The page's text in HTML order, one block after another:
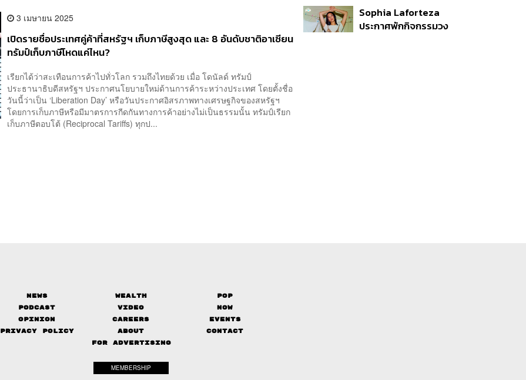
3 เมษายน 2025
เปิดรายชื่อประเทศคู่ค้าที่สหรัฐฯ เก็บภาษีสูงสุด และ 8 อันดับชาติอาเซียน
ทรัมป์เก็บภาษีโหดแค่ไหน?
เรียกได้ว่าสะเทือนการค้าไปทั่วโลก รวมถึงไทยด้วย เมื่อ โดนัลด์ ทรัมป์
ประธานาธิบดีสหรัฐฯ ประกาศนโยบายใหม่ด้านการค้าระหว่างประเทศ โดยตั้งชื่อ
วันนี้ว่าเป็น ‘Liberation Day’ หรือวันประกาศอิสรภาพทางเศรษฐกิจของสหรัฐฯ
โดยการเก็บภาษีหรือมีมาตรการกีดกันทางการค้าอย่างไม่เป็นธรรมนั้น ทรัมป์เรียก
เก็บภาษีตอบโต้ (Reciprocal Tariffs) ทุกป...
อาวุธปืน-ยาเสพติด
Sophia Laforteza
ประกาศพักกิจกรรมวง
News Wealth
Pop
Podcast
Video
Now
Opinion
Careers
Events
Privacy Policy
About
Contact
FOR ADVERTISING
MEMBERSHIP